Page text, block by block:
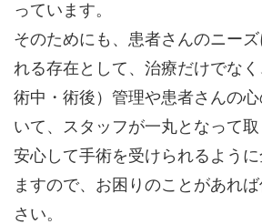
っています。
そのためにも、患者さんのニー
れる存在として、治療だけでなく
術中・術後）管理や患者さんの
いて、スタッフが一丸となって取
安心して手術を受けられるよう
ますので、お困りのことがあれ
さい。